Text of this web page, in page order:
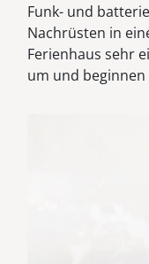
Funk- und
Nachrüsten in
Ferienhaus sehr
um und beginnen